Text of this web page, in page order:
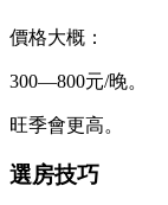
價格大概：
300—800元/晚。
旺季會更高。
選房技巧